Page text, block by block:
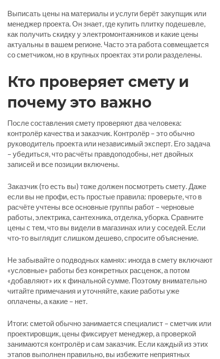
Выписать цены на материалы и услуги берёт закупщик или
менеджер проекта. Он знает, где купить плитку подешевле,
как получить скидку у электромонтажников и какие цены
актуальны в вашем регионе. Часто эта работа совмещается
со сметчиком, но в крупных проектах эти роли разделены.
Кто проверяет смету и
почему это важно
После составления смету проверяют два человека:
контролёр качества и заказчик. Контролёр – это обычно
руководитель проекта или независимый эксперт. Его задача
– убедиться, что расчёты правдоподобны, нет двойных
записей и все позиции включены.
Заказчик (то есть вы) тоже должен посмотреть смету. Даже
если вы не профи, есть простые правила: проверьте, что в
расчёте учтены все основные группы работ – черновые
работы, электрика, сантехника, отделка, уборка. Сравните
цены с тем, что вы видели в магазинах или у соседей. Если
что‑то выглядит слишком дешево, спросите объяснение.
Не забывайте о подводных камнях: иногда в смету включают
«условные» работы без конкретных расценок, а потом
«добавляют» их к финальной сумме. Поэтому внимательно
читайте примечания и уточняйте, какие работы уже
оплачены, а какие – нет.
Итоги: сметой обычно занимается специалист – сметчик или
проектировщик, цены фиксирует менеджер, а проверкой
занимаются контролёр и сам заказчик. Если каждый из этих
этапов выполнен правильно, вы избежите неприятных